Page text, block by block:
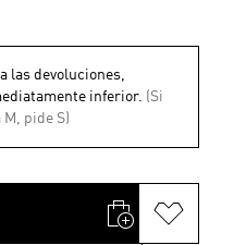
las devoluciones,
inferior. (Si
pide S)